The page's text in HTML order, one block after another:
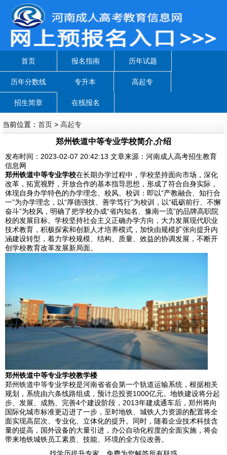
首页 报名指南 历年试题
历年分数线 专升本 高起专
招生简章 在线报名
当前位置： 首页 > 高起专
郑州铁道中等专业学校简介,介绍
发布时间：2023-02-07 20:42:13 文章来源：河南成人高考招生教育
信息网
郑州铁道中等专业学校在长期办学过程中，学校坚持面向市场，深化
改革，拓宽视野，开放合作的基本指导思想，形成了符合自身实际，
体现自身办学特色的办学理念、校风、校训：即以“产教融合、知行合
一”为办学理念，以“厚德强技、善学笃行”为校训，以“砥砺前行、不懈
奋斗”为校风，明确了把学校办成“省内知名、豫南一流”的品牌高职院
校的发展目标。学校坚持社会主义正确办学方向，大力发展现代职业
技术教育，积极探索和创新人才培养模式，加快由规模扩张向提升内
涵建设转型，着力学校规模、结构、质量、效益的协调发展，不断开
创学校教育改革发展新局面。
郑州铁道中等专业学校教学楼
郑州铁道中等专业学校是河南省省会第一个轨道运输系统，根据相关
规划，系统由六条线路组成，预计总投资1000亿元。地铁建设将分起
步、发展、成熟、完善4个建设阶段，2013年建成通车后，郑州将向
国际化城市标准更迈进了一步，至时地铁、城铁人力资源的配置将全
面实现高层次、专业化、立体化的提升。同时，随着企业技术科技含
量的提高，国外设备的大量引进，办公自动化程度的全面实施，将会
带来地铁城铁员工素质、技能、环境的全方位改善。